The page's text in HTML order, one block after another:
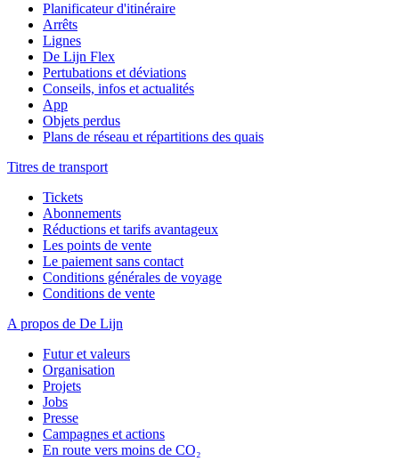
Planificateur d'itinéraire
Arrêts
Lignes
De Lijn Flex
Pertubations et déviations
Conseils, infos et actualités
App
Objets perdus
Plans de réseau et répartitions des quais
Titres de transport
Tickets
Abonnements
Réductions et tarifs avantageux
Les points de vente
Le paiement sans contact
Conditions générales de voyage
Conditions de vente
A propos de De Lijn
Futur et valeurs
Organisation
Projets
Jobs
Presse
Campagnes et actions
En route vers moins de CO₂